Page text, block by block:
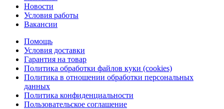
Новости
Условия работы
Вакансии
Помощь
Условия доставки
Гарантия на товар
Политика обработки файлов куки (cookies)
Политика в отношении обработки персональных
данных
Политика конфиденциальности
Пользовательское соглашение